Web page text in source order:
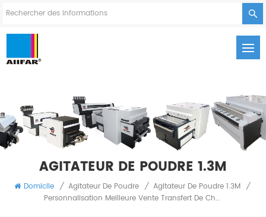
AGITATEUR DE POUDRE 1.3M
Domicile / Agitateur De Poudre / Agitateur De Poudre 1.3M /
Personnalisation Meilleure Vente Transfert De Chaleur Dtf 1.3M Grande Machine De Secoueur De Poudre Automatique